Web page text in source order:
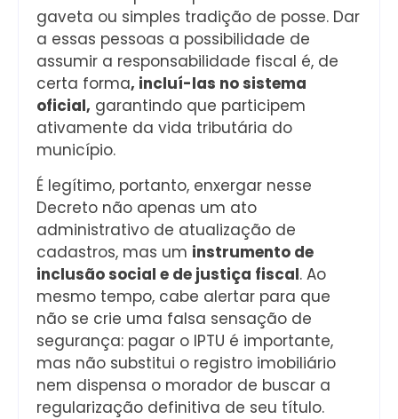
gaveta ou simples tradição de posse. Dar
a essas pessoas a possibilidade de
assumir a responsabilidade fiscal é, de
certa forma, incluí-las no sistema
oficial, garantindo que participem
ativamente da vida tributária do
município.
É legítimo, portanto, enxergar nesse
Decreto não apenas um ato
administrativo de atualização de
cadastros, mas um instrumento de
inclusão social e de justiça fiscal. Ao
mesmo tempo, cabe alertar para que
não se crie uma falsa sensação de
segurança: pagar o IPTU é importante,
mas não substitui o registro imobiliário
nem dispensa o morador de buscar a
regularização definitiva de seu título.